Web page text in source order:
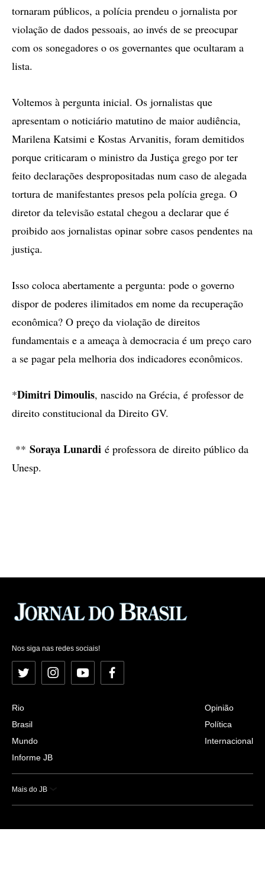
tornaram públicos, a polícia prendeu o jornalista por
violação de dados pessoais, ao invés de se preocupar
com os sonegadores o os governantes que ocultaram a
lista.
Voltemos à pergunta inicial. Os jornalistas que
apresentam o noticiário matutino de maior audiência,
Marilena Katsimi e Kostas Arvanitis, foram demitidos
porque criticaram o ministro da Justiça grego por ter
feito declarações despropositadas num caso de alegada
tortura de manifestantes presos pela polícia grega. O
diretor da televisão estatal chegou a declarar que é
proibido aos jornalistas opinar sobre casos pendentes na
justiça.
Isso coloca abertamente a pergunta: pode o governo
dispor de poderes ilimitados em nome da recuperação
econômica? O preço da violação de direitos
fundamentais e a ameaça à democracia é um preço caro
a se pagar pela melhoria dos indicadores econômicos.
*Dimitri Dimoulis, nascido na Grécia, é professor de
direito constitucional da Direito GV.
** Soraya Lunardi é professora de direito público da
Unesp.
Nos siga nas redes sociais!
Twitter InstagramYouTubeFacebook
Rio
Brasil
Mundo
Informe JB
Opinião
Política
Internacional
Mais do JB
Esportes